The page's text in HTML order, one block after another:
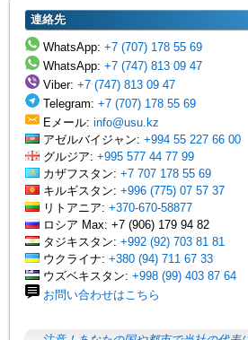
連絡先
WhatsApp:+7 (707) 178 55 69
WhatsApp:+7 (747) 813 09 47
Viber:+7 (747) 813 09 47
Telegram:+7 (707) 178 55 69
Eメール:info@usu.kz
アゼルバイジャン:+994 55 227 66 00
グルジア:+995 577 44 77 99
カザフスタン:+7 707 178 55 69
キルギスタン:+996 (775) 07 57 37
リトアニア:+370-670-58877
ロシア Max: +7 (906) 179 94 82
タジキスタン:+992 (92) 703 81 81
ウクライナ:+380 (94) 711 67 33
ウズベキスタン:+998 (99) 403 87 64
お問い合わせはこちら